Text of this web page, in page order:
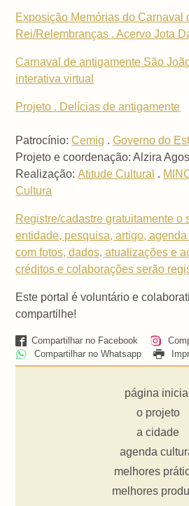
Exposição Memórias do Carnaval
Rei/Relembranças . Acervo Jota
Carnaval de antigamente São
interativa virtual
Projeto . Delícias de antigamente
Patrocínio:Cemig .Governo do
Projeto e coordenação: Alzira
Realização:Atitude Cultural .
Cultura
Registre/cadastre gratuitamente o
entidade, pesquisa, artigo,
com fotos, dados, atualizações e
créditos e colaborações serão
Este portal é voluntário e
compartilhe!
Compartilhar no Facebook
Compartilhar no Whatsapp
página inicial
o projeto
a cidade
agenda
melhores
melhores